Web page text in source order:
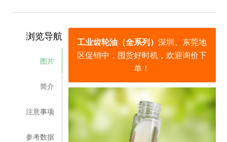
浏览导航
图片
简介
注意事项
参考数据
工业齿轮油（全系列）深圳、东莞地
区促销中，囤货好时机，欢迎询价下
单！